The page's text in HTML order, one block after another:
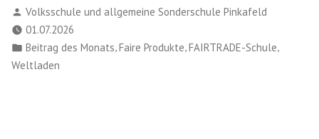
Verfasst
von
Volksschule und allgemeine Sonderschule Pinkafeld
01.07.2026
Veröffentlicht
in
Beitrag des Monats,Faire Produkte,FAIRTRADE-Schule,
Weltladen